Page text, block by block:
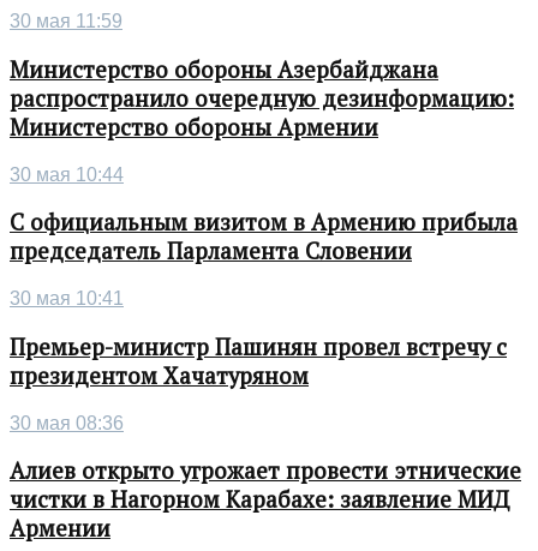
30 мая 11:59
Министерство обороны Азербайджана
распространило очередную дезинформацию:
Министерство обороны Армении
30 мая 10:44
С официальным визитом в Армению прибыла
председатель Парламента Словении
30 мая 10:41
Премьер-министр Пашинян провел встречу с
президентом Хачатуряном
30 мая 08:36
Алиев открыто угрожает провести этнические
чистки в Нагорном Карабахе: заявление МИД
Армении